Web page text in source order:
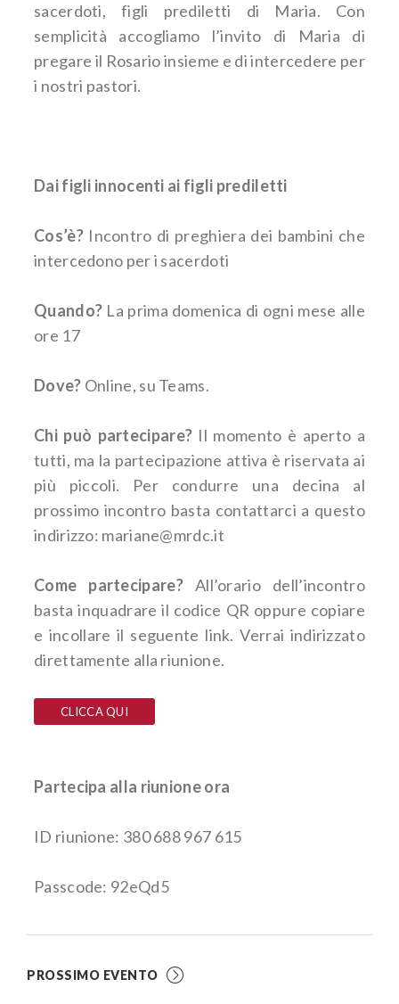
sacerdoti, figli prediletti di Maria. Con
semplicità accogliamo l’invito di Maria di
pregare il Rosario insieme e di intercedere per
i nostri pastori.
Dai figli innocenti ai figli prediletti
Cos’è?Incontro di preghiera dei bambini che
intercedono per i sacerdoti
Quando? La prima domenica di ogni mese alle
ore 17
Dove? Online, su Teams.
Chi può partecipare? Il momento è aperto a
tutti, ma la partecipazione attiva è riservata ai
più piccoli. Per condurre una decina al
prossimo incontro basta contattarci a questo
indirizzo: mariane@mrdc.it
Come partecipare?All’orario dell’incontro
basta inquadrare il codice QR oppure copiare
e incollare il seguente link. Verrai indirizzato
direttamente alla riunione.
CLICCA QUI
Partecipa alla riunione ora
ID riunione: 380 688 967 615
Passcode: 92eQd5
PROSSIMO EVENTO